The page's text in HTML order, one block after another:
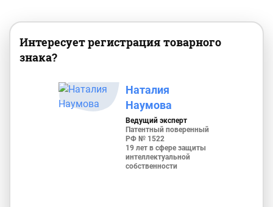
Интересует регистрация товарного
знака?
Наталия
Наумова
Ведущий эксперт
Патентный поверенный
РФ № 1522
19 лет в сфере защиты
интеллектуальной
собственности